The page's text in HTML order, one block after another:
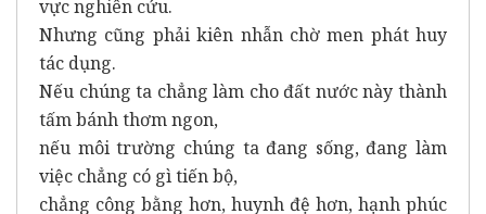
vực nghiên cứu.
Nhưng cũng phải kiên nhẫn chờ men phát huy
tác dụng.
Nếu chúng ta chẳng làm cho đất nước này thành
tấm bánh thơm ngon,
nếu môi trường chúng ta đang sống, đang làm
việc chẳng có gì tiến bộ,
chẳng công bằng hơn, huynh đệ hơn, hạnh phúc